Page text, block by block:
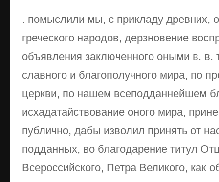
. помыслили мы, с прикладу древних,
греческого народов, дерзновение
объявления заключенного оными в. в.
славного и благополучного мира, по
церкви, по нашем всеподданнейшем
исхадатайствование оного мира,
публично, дабы изволил принять от
подданных, во благодарение титул
Всероссийского, Петра Великого, как